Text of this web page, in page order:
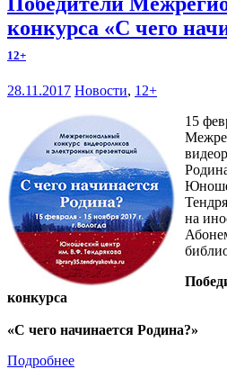
конкурса «С чего
12+
28.11.2017 Новости, 12+
15
на
конкурса
«С чего начинается Родина?»
Подробнее